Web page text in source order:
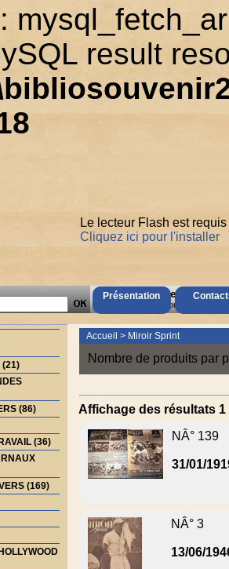
:
result
Présentation
Le lecteur Flash est
Cliquez ici pour l'installer
AccÃ¨s Client
Mot de passe oubliÃ© ?
(21)
(86)
(36)
(169)
Accueil > Miroir Sprint
Nombre de produits par
Affichage des résultats
NÂ° 139
31/01/
NÂ° 3
13/06/